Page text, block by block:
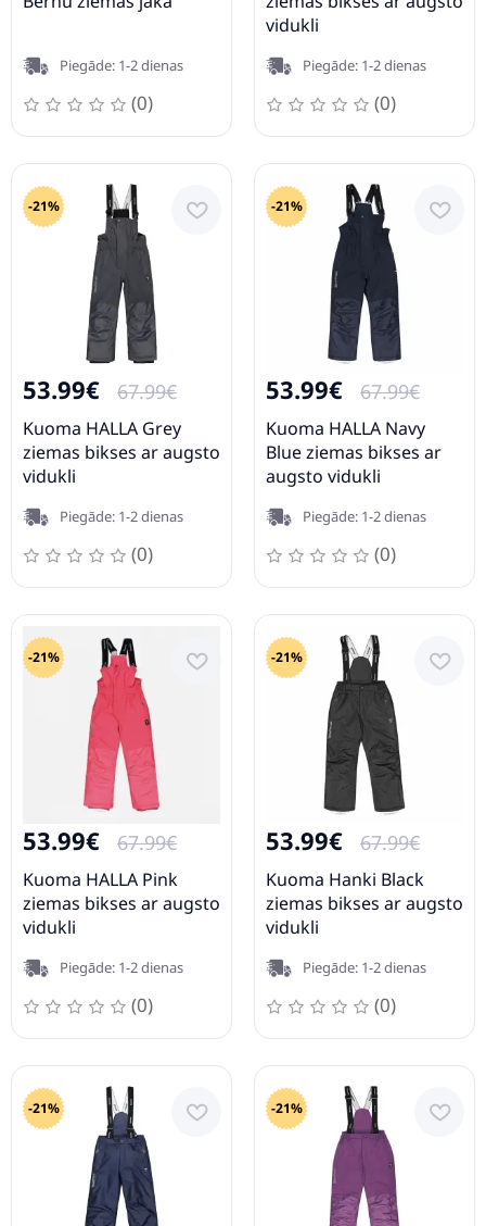
Piegāde: 1-2 dienas
(0)
vidukli
Piegāde: 1-2 dienas
(0)
-21%
53.99€ 67.99€
Kuoma HALLA Grey
ziemas bikses ar augsto
vidukli
Piegāde: 1-2 dienas
(0)
-21%
53.99€ 67.99€
Kuoma HALLA Navy
Blue ziemas bikses ar
augsto vidukli
Piegāde: 1-2 dienas
(0)
-21%
53.99€ 67.99€
Kuoma HALLA Pink
ziemas bikses ar augsto
vidukli
Piegāde: 1-2 dienas
(0)
-21%
53.99€ 67.99€
Kuoma Hanki Black
ziemas bikses ar augsto
vidukli
Piegāde: 1-2 dienas
(0)
-21% -21%